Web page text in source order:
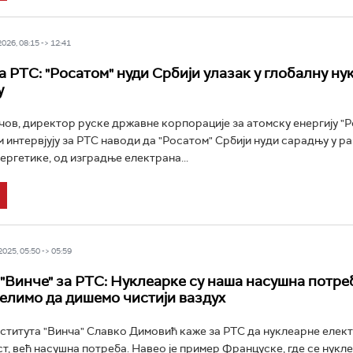
08:15 -> 12:41
РТС: "Росатом" нуди Србији улазак у глобалну
директор руске државне корпорације за атомску енергију
интервјују за РТС наводи да "Росатом" Србији нуди сарадњу у
од изградње електрана...
05:50 -> 05:59
за РТС: Нуклеарке су наша насушна
да дишемо чистији ваздух
"Винча" Славко Димовић каже за РТС да нуклеарне
већ насушна потреба. Навео је пример Француске, где се